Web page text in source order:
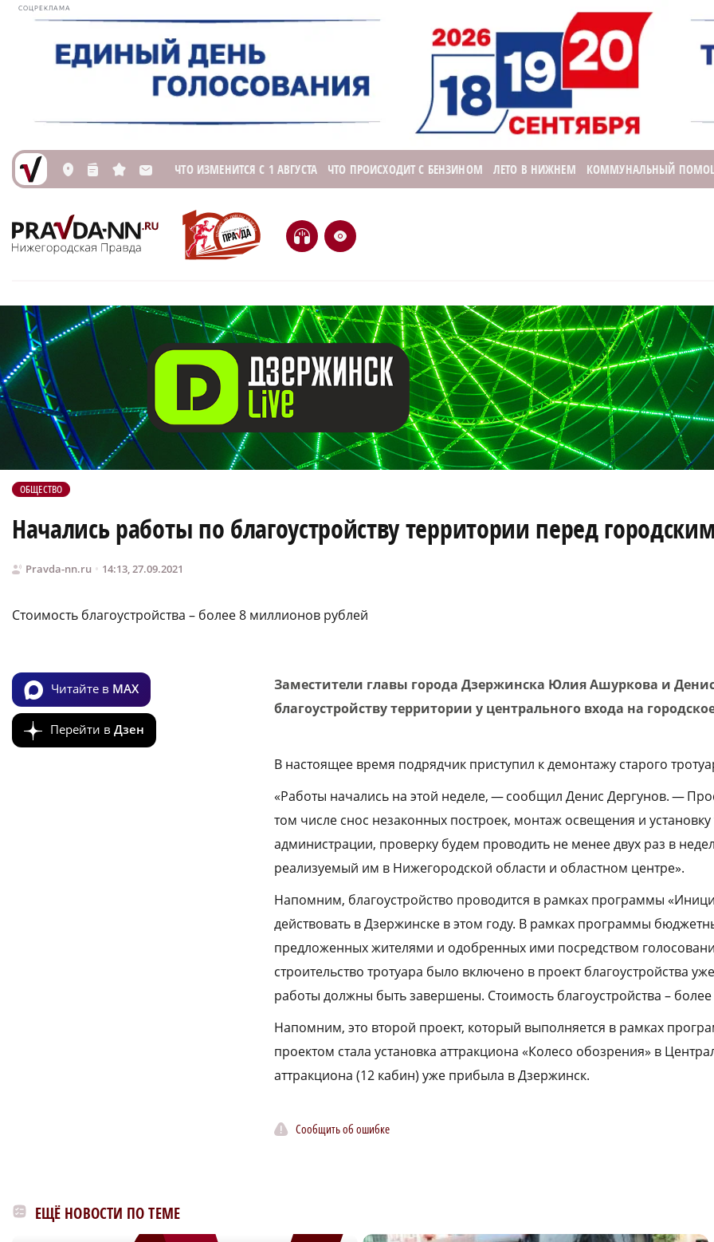
СОЦРЕКЛАМА
L n s M ЧТО ИЗМЕНИТСЯ С 1 АВГУСТА ЧТО ПРОИСХОДИТ С БЕНЗИНОМ ЛЕТО В НИЖНЕМ КОММУНАЛЬНЫЙ
H e
ОБЩЕСТВО
Начались работы по благоустройству территории перед
Pravda-nn.ru 14:13, 27.09.2021
Стоимость благоустройства – более 8 миллионов рублей
Читайте в MAX
Перейти в Дзен
Заместители главы города Дзержинска Юлия Ашуркова и
благоустройству территории у центрального входа на
В настоящее время подрядчик приступил к демонтажу старого
«Работы начались на этой неделе, — сообщил Денис Дергунов. —
том числе снос незаконных построек, монтаж освещения и
администрации, проверку будем проводить не менее двух раз в
реализуемый им в Нижегородской области и областном центре».
Напомним, благоустройство проводится в рамках программы
действовать в Дзержинске в этом году. В рамках программы
предложенных жителями и одобренных ими посредством
строительство тротуара было включено в проект благоустройства
работы должны быть завершены. Стоимость благоустройства –
Напомним, это второй проект, который выполняется в рамках
проектом стала установка аттракциона «Колесо обозрения» в
аттракциона (12 кабин) уже прибыла в Дзержинск.
Сообщить об ошибке
ЕЩЁ НОВОСТИ ПО ТЕМЕ